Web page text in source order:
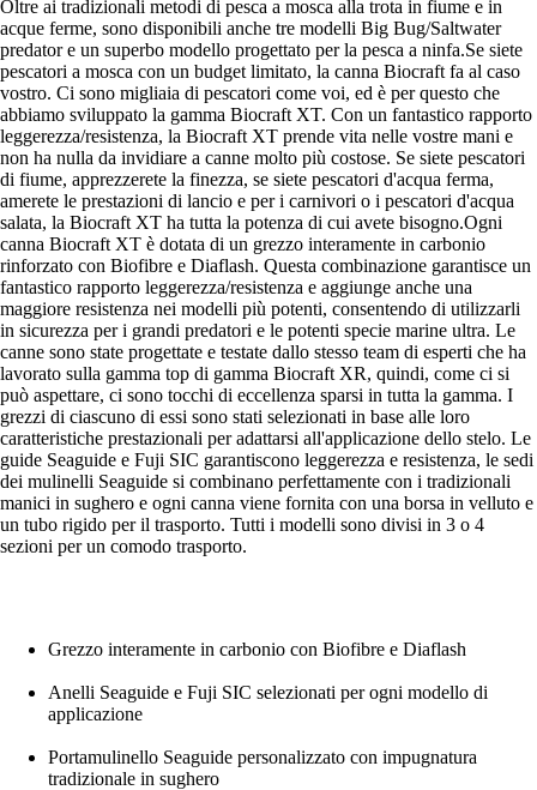
Oltre ai tradizionali metodi di pesca a mosca alla trota in fiume e in
acque ferme, sono disponibili anche tre modelli Big Bug/Saltwater
predator e un superbo modello progettato per la pesca a ninfa.Se siete
pescatori a mosca con un budget limitato, la canna Biocraft fa al caso
vostro. Ci sono migliaia di pescatori come voi, ed è per questo che
abbiamo sviluppato la gamma Biocraft XT. Con un fantastico rapporto
leggerezza/resistenza, la Biocraft XT prende vita nelle vostre mani e
non ha nulla da invidiare a canne molto più costose. Se siete pescatori
di fiume, apprezzerete la finezza, se siete pescatori d'acqua ferma,
amerete le prestazioni di lancio e per i carnivori o i pescatori d'acqua
salata, la Biocraft XT ha tutta la potenza di cui avete bisogno.Ogni
canna Biocraft XT è dotata di un grezzo interamente in carbonio
rinforzato con Biofibre e Diaflash. Questa combinazione garantisce un
fantastico rapporto leggerezza/resistenza e aggiunge anche una
maggiore resistenza nei modelli più potenti, consentendo di utilizzarli
in sicurezza per i grandi predatori e le potenti specie marine ultra. Le
canne sono state progettate e testate dallo stesso team di esperti che ha
lavorato sulla gamma top di gamma Biocraft XR, quindi, come ci si
può aspettare, ci sono tocchi di eccellenza sparsi in tutta la gamma. I
grezzi di ciascuno di essi sono stati selezionati in base alle loro
caratteristiche prestazionali per adattarsi all'applicazione dello stelo. Le
guide Seaguide e Fuji SIC garantiscono leggerezza e resistenza, le sedi
dei mulinelli Seaguide si combinano perfettamente con i tradizionali
manici in sughero e ogni canna viene fornita con una borsa in velluto e
un tubo rigido per il trasporto. Tutti i modelli sono divisi in 3 o 4
sezioni per un comodo trasporto.
Grezzo interamente in carbonio con Biofibre e Diaflash
Anelli Seaguide e Fuji SIC selezionati per ogni modello di
applicazione
Portamulinello Seaguide personalizzato con impugnatura
tradizionale in sughero